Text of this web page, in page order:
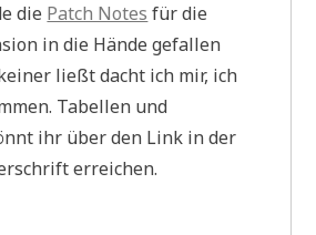
die Patch Notes für die
in die Hände gefallen
ließt dacht ich mir, ich
Tabellen und
ihr über den Link in der
erreichen.